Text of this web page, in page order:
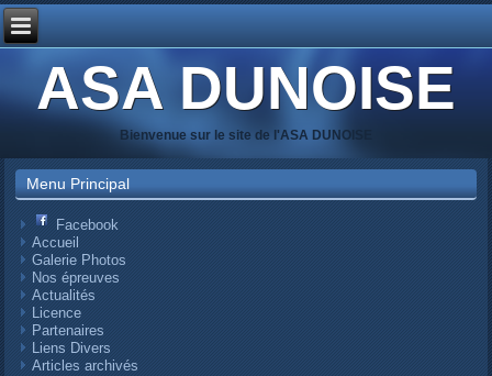
ASA DUNOISE
Bienvenue sur le site de l'ASA DUNOISE
Menu Principal
Facebook
Accueil
Galerie Photos
Nos épreuves
Actualités
Licence
Partenaires
Liens Divers
Articles archivés